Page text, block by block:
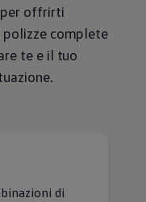
per offrirti
polizze complete
te e il tuo
di